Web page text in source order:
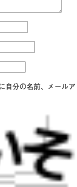
自分の名前、メールア